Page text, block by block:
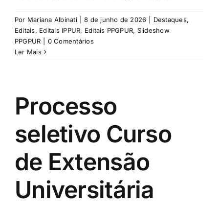
Por Mariana Albinati 8 de junho de 2026 Destaques,
Editais, Editais IPPUR, Editais PPGPUR, Slideshow
PPGPUR
0 Comentários
Ler Mais
Processo
seletivo Curso
de Extensão
Universitária